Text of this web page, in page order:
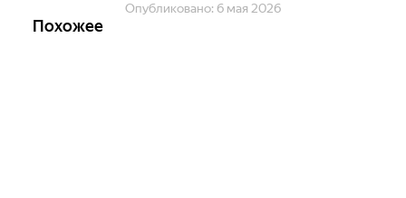
Опубликовано: 6 мая 2026
Похожее